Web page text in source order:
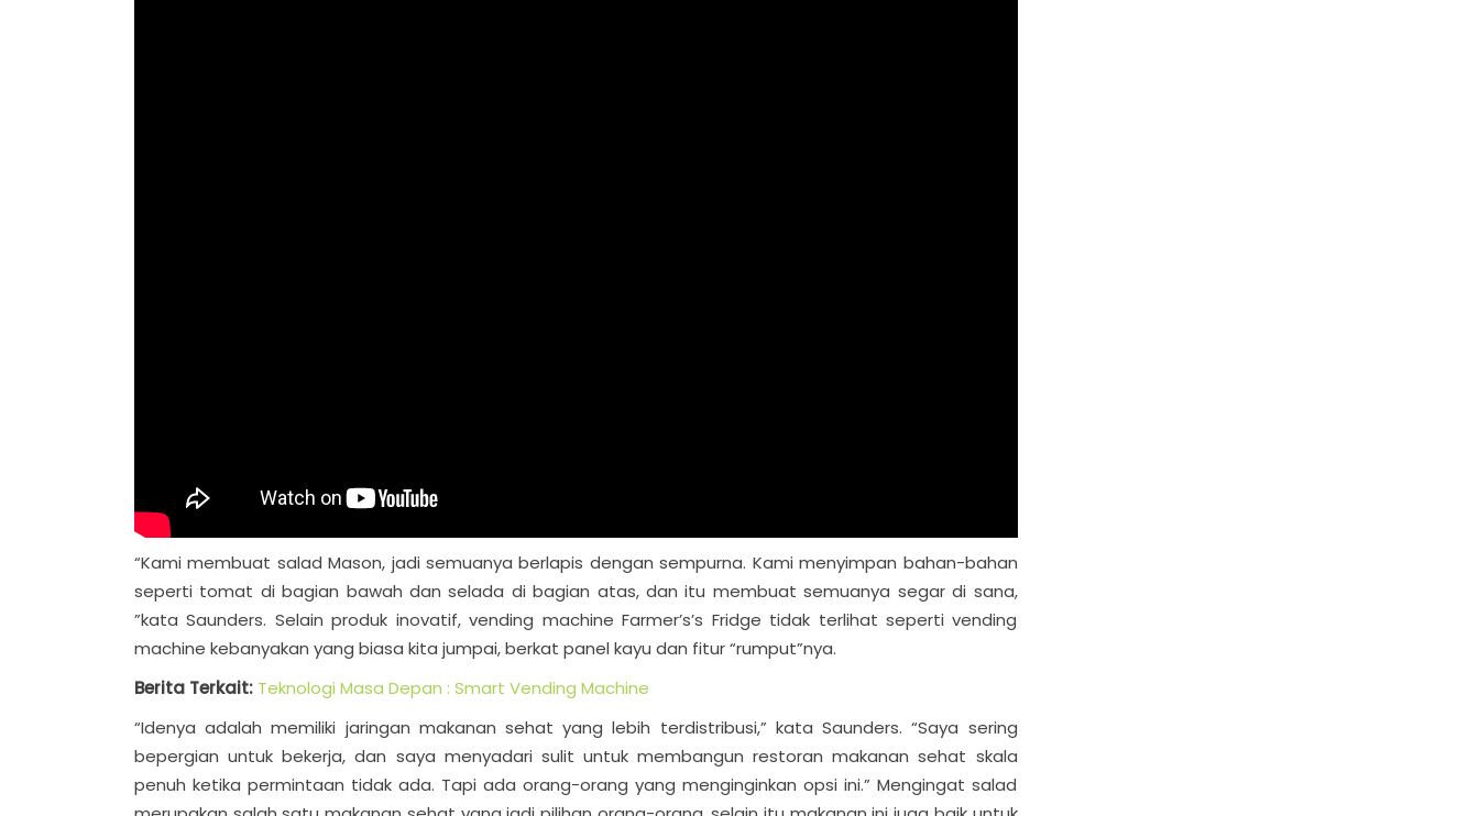
“Kami membuat salad Mason, jadi semuanya berlapis dengan sempurna. Kami menyimpan bahan-bahan
seperti tomat di bagian bawah dan selada di bagian atas, dan itu membuat semuanya segar di sana,
”kata Saunders. Selain produk inovatif, vending machine Farmer’s’s Fridge tidak terlihat seperti vending
machine kebanyakan yang biasa kita jumpai, berkat panel kayu dan fitur “rumput”nya.
Berita Terkait: Teknologi Masa Depan : Smart Vending Machine
“Idenya adalah memiliki jaringan makanan sehat yang lebih terdistribusi,” kata Saunders. “Saya sering
bepergian untuk bekerja, dan saya menyadari sulit untuk membangun restoran makanan sehat skala
penuh ketika permintaan tidak ada. Tapi ada orang-orang yang menginginkan opsi ini.” Mengingat salad